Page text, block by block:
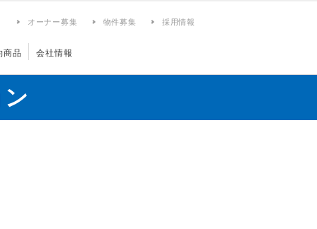
オーナー募集 物件募集 採用情報
商品 会社情報